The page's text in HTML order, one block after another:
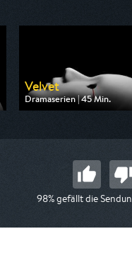
Velvet
Dramaserien | 45 Min.
Ausgestrahlt von One
98% gefällt die